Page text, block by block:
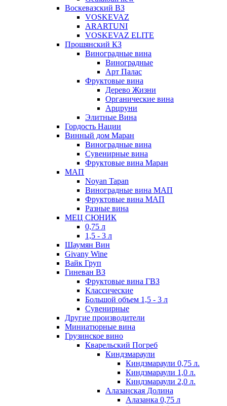
Воскевазский ВЗ
VOSKEVAZ
ARARTUNI
VOSKEVAZ ELITE
Прошянский КЗ
Виноградные вина
Виноградные
Арт Палас
Фруктовые вина
Дерево Жизни
Органические вина
Арцруни
Элитные Вина
Гордость Нации
Винный дом Маран
Виноградные вина
Сувенирные вина
Фруктовые вина Маран
МАП
Noyan Tapan
Виноградные вина МАП
Фруктовые вина МАП
Разные вина
МЕЦ СЮНИК
0,75 л
1,5 - 3 л
Шаумян Вин
Givany Wine
Вайк Груп
Гиневан ВЗ
Фруктовые вина ГВЗ
Классические
Большой объем 1,5 - 3 л
Сувенирные
Другие производители
Миниатюрные вина
Грузинское вино
Кварельский Погреб
Киндзмараули
Киндзмараули 0,75 л.
Киндзмараули 1,0 л.
Киндзмараули 2,0 л.
Алазанская Долина
Алазанка 0,75 л